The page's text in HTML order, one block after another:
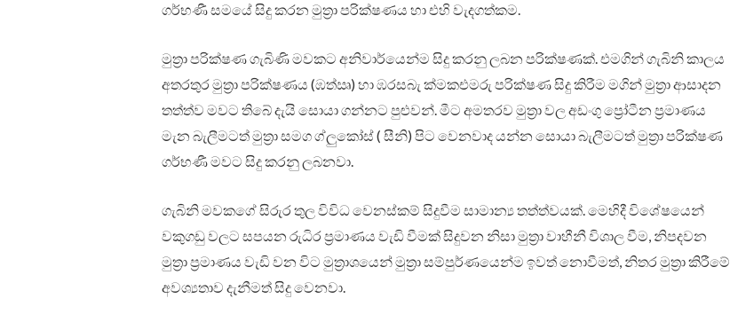
ගර්භණී සමයේ සිදු කරන මුත්‍රා පරික්ෂණය හා එහි වැදගත්කම.
මුත්‍රා පරික්ෂණ ගැබිණි මවකට අනිවාර්යෙන්ම සිදු කරනු ලබන පරික්ෂණක්. එමගින් ගැබිනි කාලය
අතරතුර මුත්‍රා පරික්ෂණය (ඹත්‍ඍ) හා ඹරසබැ ක්‍මකඑමරු පරික්ෂණ සිදු කිරීම මගින් මුත්‍රා ආසාදන
තත්ත්ව මවට ති⁣බේ දැයි සොයා ගන්නට පුළුවන්. මීට අමතරව මුත්‍රා වල අඩංගු ප්‍රෝටීන ප්‍රමාණය
මැන බැලීමටත් මුත්‍රා සමග ග්ලු‍කෝස් ( සීනි) පිට වෙනවාද යන්න සොයා බැලීමටත් මුත්‍රා පරික්ෂණ
ගර්භණී මවට සිදු කරනු ලබනවා.
ගැබිනි මවකගේ සිරුර තුල විවිධ වෙනස්කම් සිදුවීම සාමාන්‍ය තත්ත්වයක්. මෙහිදී විශේෂයෙන්
වකුගඩු වලට සපයන රුධිර ප්‍රමාණය වැඩි වීමක් සිදුවන නිසා මුත්‍රා වාහීනී විශාල වීම, නිපදවන
මුත්‍රා ප්‍රමාණය වැඩි වන විට මුත්‍රාශයෙන් මුත්‍රා සම්පුර්ණයෙන්ම ඉවත් නොවීමත්, නිතර මුත්‍රා කිරීමේ
අවශ්‍යතාව දැනීමත් සිදු වෙනවා.